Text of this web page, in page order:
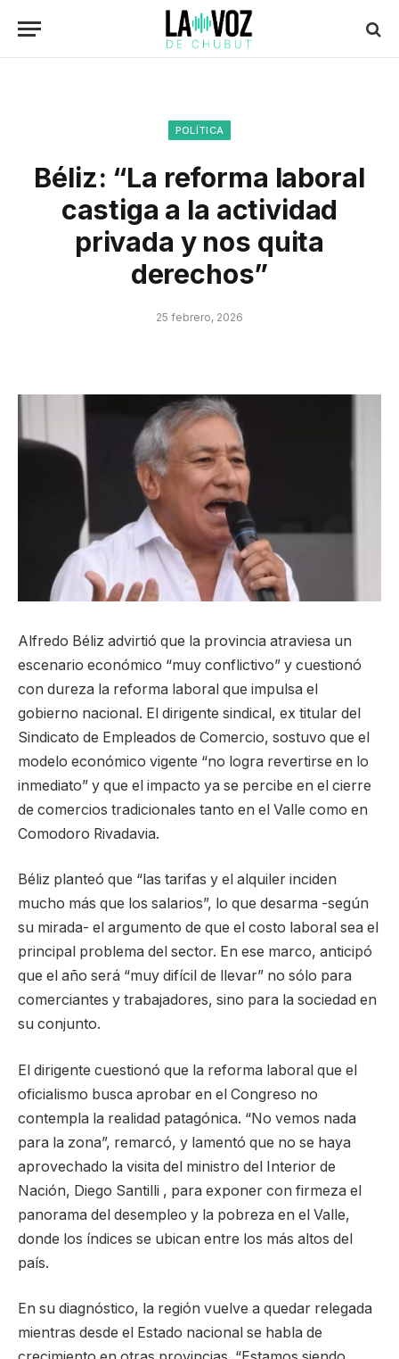
POLÍTICA
Béliz: “La reforma laboral
castiga a la actividad
privada y nos quita
derechos”
25 febrero, 2026
Alfredo Béliz advirtió que la provincia atraviesa un
escenario económico “muy conflictivo” y cuestionó
con dureza la reforma laboral que impulsa el
gobierno nacional. El dirigente sindical, ex titular del
Sindicato de Empleados de Comercio, sostuvo que el
modelo económico vigente “no logra revertirse en lo
inmediato” y que el impacto ya se percibe en el cierre
de comercios tradicionales tanto en el Valle como en
Comodoro Rivadavia.
Béliz planteó que “las tarifas y el alquiler inciden
mucho más que los salarios”, lo que desarma -según
su mirada- el argumento de que el costo laboral sea el
principal problema del sector. En ese marco, anticipó
que el año será “muy difícil de llevar” no sólo para
comerciantes y trabajadores, sino para la sociedad en
su conjunto.
El dirigente cuestionó que la reforma laboral que el
oficialismo busca aprobar en el Congreso no
contempla la realidad patagónica. “No vemos nada
para la zona”, remarcó, y lamentó que no se haya
aprovechado la visita del ministro del Interior de
Nación, Diego Santilli , para exponer con firmeza el
panorama del desempleo y la pobreza en el Valle,
donde los índices se ubican entre los más altos del
país.
En su diagnóstico, la región vuelve a quedar relegada
mientras desde el Estado nacional se habla de